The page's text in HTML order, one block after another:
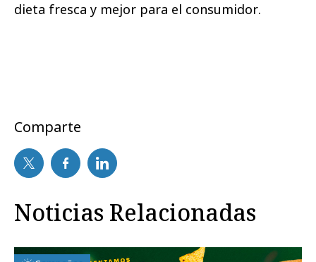
dieta fresca y mejor para el consumidor.
Comparte
Noticias Relacionadas